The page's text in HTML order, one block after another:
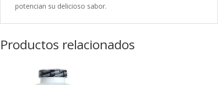
potencian su delicioso sabor.
Productos relacionados